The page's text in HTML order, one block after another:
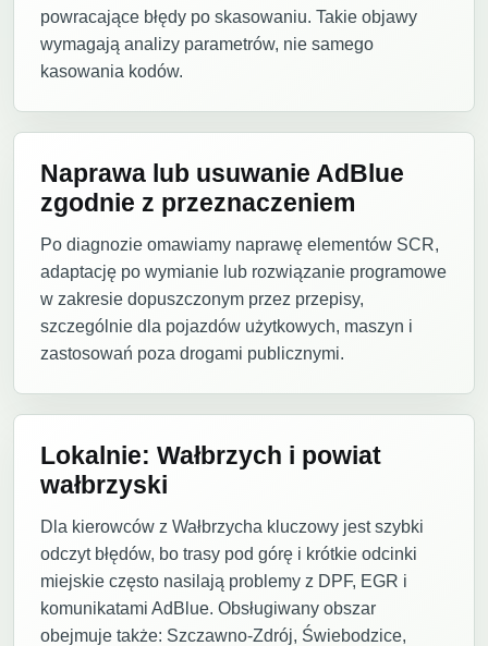
powracające błędy po skasowaniu. Takie objawy
wymagają analizy parametrów, nie samego
kasowania kodów.
Naprawa lub usuwanie AdBlue
zgodnie z przeznaczeniem
Po diagnozie omawiamy naprawę elementów SCR,
adaptację po wymianie lub rozwiązanie programowe
w zakresie dopuszczonym przez przepisy,
szczególnie dla pojazdów użytkowych, maszyn i
zastosowań poza drogami publicznymi.
Lokalnie: Wałbrzych i powiat
wałbrzyski
Dla kierowców z Wałbrzycha kluczowy jest szybki
odczyt błędów, bo trasy pod górę i krótkie odcinki
miejskie często nasilają problemy z DPF, EGR i
komunikatami AdBlue. Obsługiwany obszar
obejmuje także: Szczawno-Zdrój, Świebodzice,